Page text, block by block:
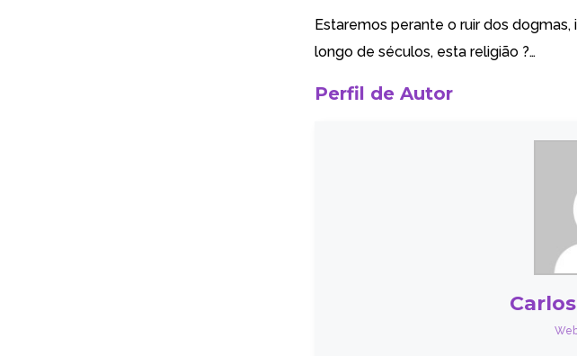
Estaremos perante o ruir dos
longo de séculos, esta religião ?…
Perfil de Autor